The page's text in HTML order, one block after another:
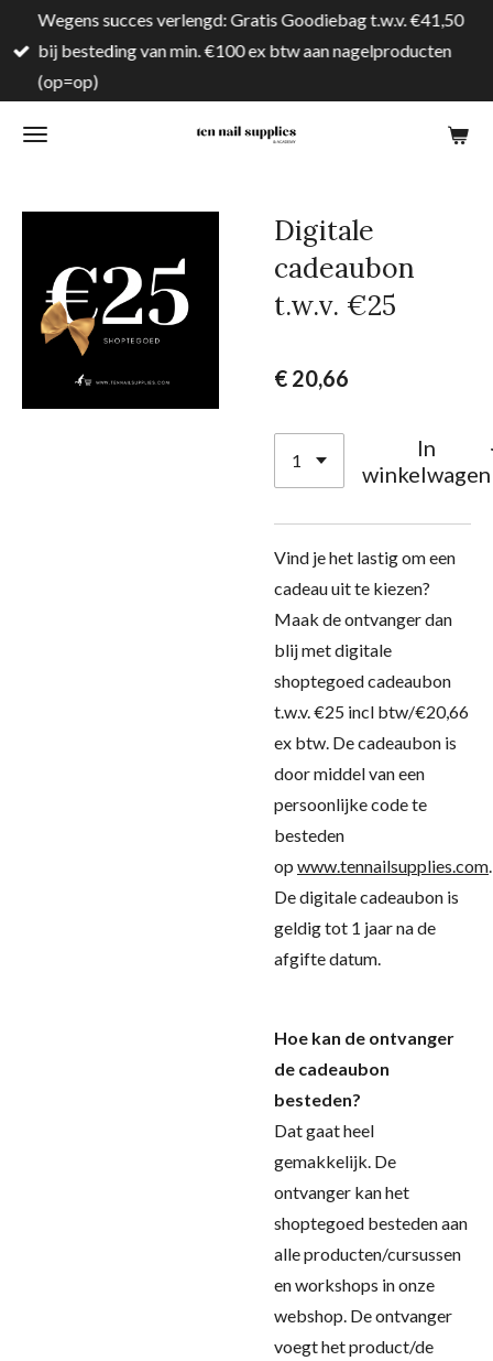
direct
naar
hoofdinhoud
Wegens succes verlengd: Gratis Goodiebag t.w.v. €41,50
bij besteding van min. €100 ex btw aan nagelproducten
(op=op)
Digitale
cadeaubon
t.w.v. €25
€ 20,66
In
winkelwagen
Vind je het lastig om een
cadeau uit te kiezen?
Maak de ontvanger dan
blij met digitale
shoptegoed cadeaubon
t.w.v. €25 incl btw/€20,66
ex btw. De cadeaubon is
door middel van een
persoonlijke code te
besteden
op www.tennailsupplies.com.
De digitale cadeaubon is
geldig tot 1 jaar na de
afgifte datum.
Hoe kan de ontvanger
de cadeaubon
besteden?
Dat gaat heel
gemakkelijk. De
ontvanger kan het
shoptegoed besteden aan
alle producten/cursussen
en workshops in onze
webshop. De ontvanger
voegt het product/de